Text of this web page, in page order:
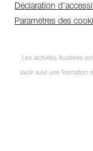
Déclaration
Paramètres des
Les activités illustrées
avoir suivi une formation